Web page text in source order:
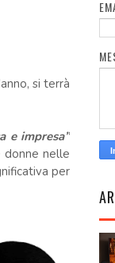
si terrà
e impresa”
donne nelle
per